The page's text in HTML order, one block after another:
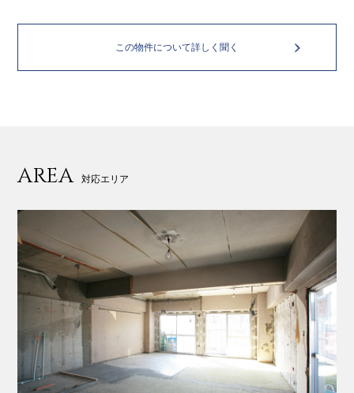
この物件について詳しく聞く
AREA 対応エリア